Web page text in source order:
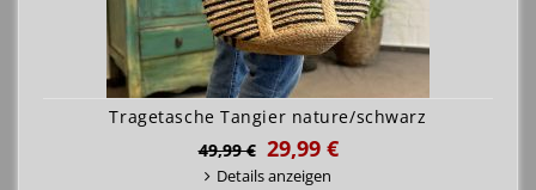
Tragetasche Tangier nature/schwarz
49,99 € 29,99 €
Details anzeigen